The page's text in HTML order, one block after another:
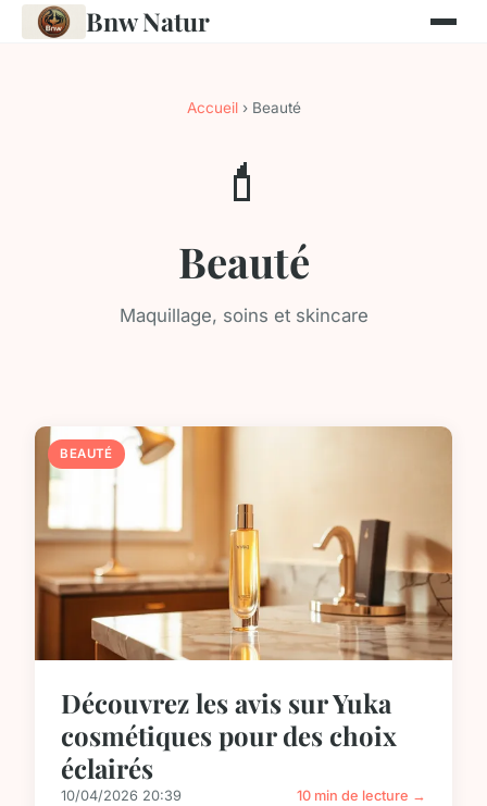
Bnw Natur
Accueil› Beauté
💄
Beauté
Maquillage, soins et skincare
BEAUTÉ
Découvrez les avis sur Yuka
cosmétiques pour des choix
éclairés
10/04/2026 20:39 10 min de lecture →